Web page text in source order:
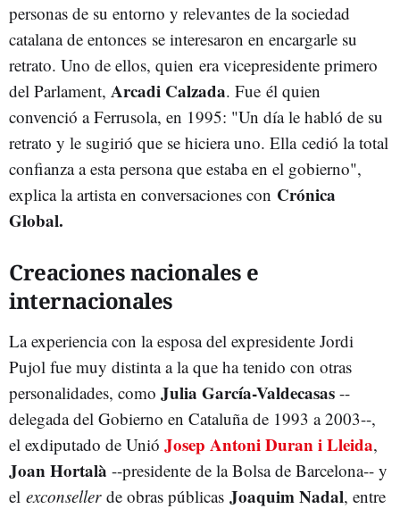
personas de su entorno y relevantes de la sociedad
catalana de entonces se interesaron en encargarle su
retrato. Uno de ellos, quien era vicepresidente primero
del Parlament, Arcadi Calzada. Fue él quien
convenció a Ferrusola, en 1995: "Un día le habló de su
retrato y le sugirió que se hiciera uno. Ella cedió la total
confianza a esta persona que estaba en el gobierno",
explica la artista en conversaciones con Crónica
Global.
Creaciones nacionales e
internacionales
La experiencia con la esposa del expresidente Jordi
Pujol fue muy distinta a la que ha tenido con otras
personalidades, como Julia García-Valdecasas --
delegada del Gobierno en Cataluña de 1993 a 2003--,
el exdiputado de Unió Josep Antoni Duran i Lleida,
Joan Hortalà --presidente de la Bolsa de Barcelona-- y
el exconseller de obras públicas Joaquim Nadal, entre